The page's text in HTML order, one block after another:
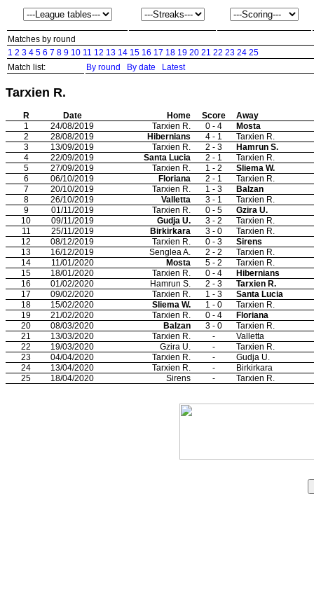
Matches by round
1 2 3 4 5 6 7 8 9 10 11 12 13 14 15 16 17 18 19 20 21 22 23 24 25
Match list:
By round By date Latest
Tarxien R.
R Date Home Score
Away
1
24/08/2019 Tarxien R. 0 - 4
Mosta
2
28/08/2019 Hibernians 4 - 1
Tarxien R.
3
13/09/2019 Tarxien R. 2 - 3
Hamrun S.
4
22/09/2019 Santa Lucia 2 - 1
Tarxien R.
5
27/09/2019 Tarxien R. 1 - 2
Sliema W.
6
06/10/2019 Floriana 2 - 1
Tarxien R.
7
20/10/2019 Tarxien R. 1 - 3
Balzan
8
26/10/2019 Valletta 3 - 1
Tarxien R.
9
01/11/2019 Tarxien R. 0 - 5
Gzira U.
10
09/11/2019 Gudja U. 3 - 2
Tarxien R.
11
25/11/2019 Birkirkara 3 - 0
Tarxien R.
12
08/12/2019 Tarxien R. 0 - 3
Sirens
13
16/12/2019 Senglea A. 2 - 2
Tarxien R.
14
11/01/2020 Mosta 5 - 2
Tarxien R.
15
18/01/2020 Tarxien R. 0 - 4
Hibernians
16
01/02/2020 Hamrun S. 2 - 3
Tarxien R.
17
09/02/2020 Tarxien R. 1 - 3
Santa Lucia
18
15/02/2020 Sliema W. 1 - 0
Tarxien R.
19
21/02/2020 Tarxien R. 0 - 4
Floriana
20
08/03/2020 Balzan 3 - 0
Tarxien R.
21
13/03/2020 Tarxien R. -
Valletta
22
19/03/2020 Gzira U. -
Tarxien R.
23
04/04/2020 Tarxien R. -
Gudja U.
24
13/04/2020 Tarxien R. -
Birkirkara
25
18/04/2020 Sirens - Tarxien R.